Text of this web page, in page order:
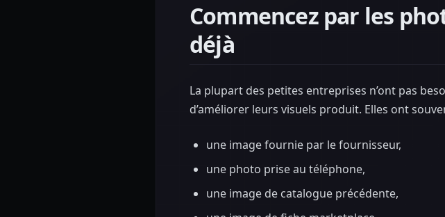
Commencez par les
déjà
La plupart des petites entreprises n’ont pas
d’améliorer leurs visuels produit. Elles ont
une image fournie par le fournisseur,
une photo prise au téléphone,
une image de catalogue précédente,